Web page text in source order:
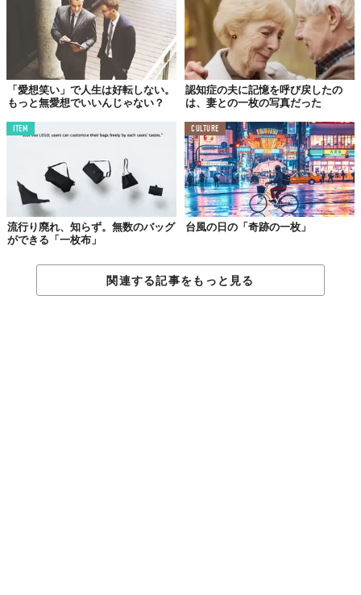
© 株式会社シルキースタイル
自分を語るための新たな武器
証明写真は、自分自身を語るための最初のプレゼンテーションと
もいえる。その一枚にプロのメイクアップという強力な武器を携
えることで、自信を持って次のステップへ進める人もいるだろ
『韓国式証明写真』は、自己表現のツールとして、大きな可能性
「愛想笑い」で人生は好転しない。
もっと無愛想でいいんじゃない？
認知症の夫に記憶を呼び戻したの
は、妻との一枚の写真だった
ITEM
流行り廃れ、知らず。無数のバッグ
ができる「一枚布」
CULTURE
台風の日の「奇跡の一枚」
関連する記事をもっと見る